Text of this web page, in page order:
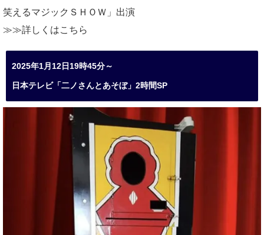
笑えるマジックＳＨＯＷ」出演
≫≫詳しくはこちら
2025年1月12日19時45分～
日本テレビ「二ノさんとあそぼ」2時間SP